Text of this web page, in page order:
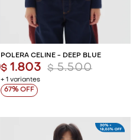
POLERA CELINE - DEEP BLUE
+ 1 variantes
$ 1.803 $ 5.500
67